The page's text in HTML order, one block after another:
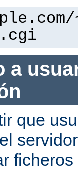
a
que
ficheros